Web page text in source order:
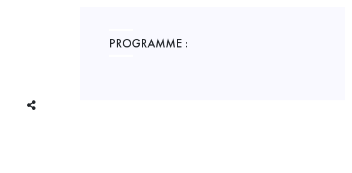
PROGRAMME :